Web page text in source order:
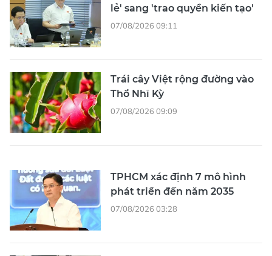
lẻ' sang 'trao quyền kiến tạo'
07/08/2026 09:11
Trái cây Việt rộng đường vào
Thổ Nhĩ Kỳ
07/08/2026 09:09
TPHCM xác định 7 mô hình
phát triển đến năm 2035
07/08/2026 03:28